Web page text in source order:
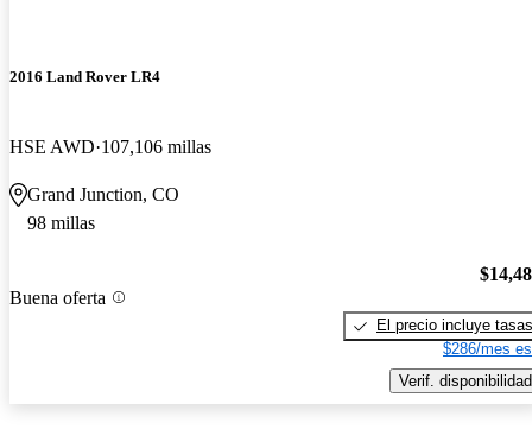
2016 Land Rover LR4
HSE AWD 107,106 millas
Grand Junction, CO
98 millas
Buena oferta
El precio incluye tasas
$286/mes
Verif. disponibilidad